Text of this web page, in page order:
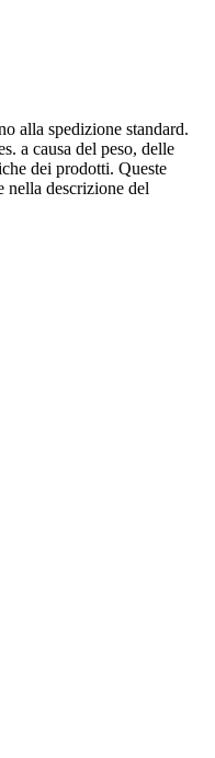
alla spedizione standard.
a causa del peso, delle
dei prodotti. Queste
nella descrizione del